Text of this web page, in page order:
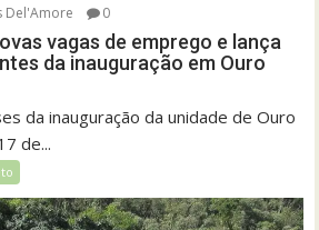
Del'Amore 0
vagas de emprego e lança
da inauguração em Ouro
da inauguração da unidade de Ouro
de...